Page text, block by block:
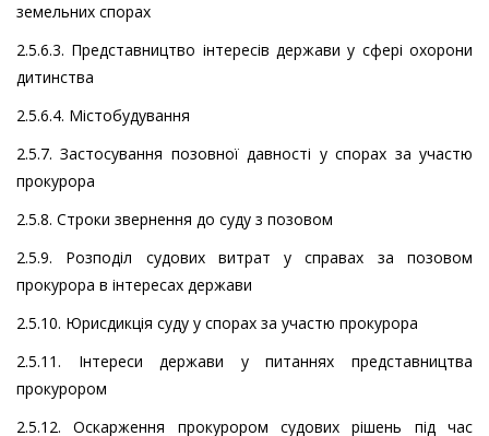
земельних спорах
2.5.6.3. Представництво інтересів держави у сфері охорони
дитинства
2.5.6.4. Містобудування
2.5.7. Застосування позовної давності у спорах за участю
прокурора
2.5.8. Строки звернення до суду з позовом
2.5.9. Розподіл судових витрат у справах за позовом
прокурора в інтересах держави
2.5.10. Юрисдикція суду у спорах за участю прокурора
2.5.11. Інтереси держави у питаннях представництва
прокурором
2.5.12. Оскарження прокурором судових рішень під час